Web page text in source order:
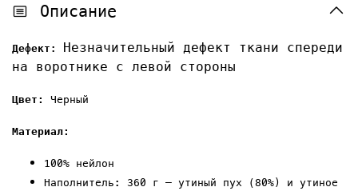
Описание
Дефект : Незначительный дефект ткани спереди
на воротнике с левой стороны
Цвет: Черный
Материал:
100% нейлон
Наполнитель: 360 г — утиный пух (80%) и утиное